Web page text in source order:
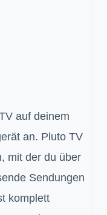
auf deinem
an. Pluto TV
mit der du über
Sendungen
komplett